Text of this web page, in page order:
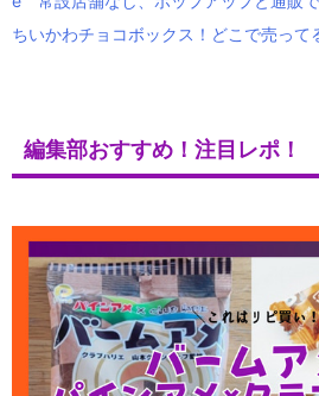
ちいかわチョコボックス！どこで売って
編集部おすすめ！注目レポ！